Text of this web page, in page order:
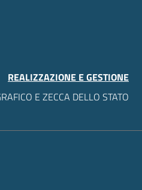
REALIZZAZIONE E GESTIONE
E ZECCA DELLO STATO